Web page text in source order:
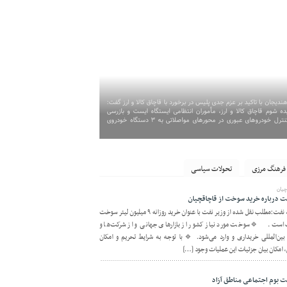
با تاکید بر عزم جدی پلیس در برخورد با قاچاق کالا و ارز گفت:
شوم قاچاق کالا و ارز، مأموران انتظامی ایستگاه ایست و بازرسی
امامزاده عبدالله شهرستان هندیجان حین کنترل خودرو‌های عبوری در محور‌های مواصلاتی به ۳ دستگاه خودروی
فرهنگ مرزی تحولات سیاسی
درباره خرید سوخت از قاچاقچیان
روابط عمومی وزارت نفت:مطلب نقل شده از وزیر نفت با عنوان خرید روزانه ۹ میلیون لیتر سوخت
است. 🔹سوخت مورد نیاز کشور از بازارهای جهانی و از شرکت‌ها و
بین‌المللی خریداری و وارد می‌شود. 🔹با توجه به شرایط تحریم و امکان
امکان بیان جزئیات این عملیات وجود […]
اجتماعی مناطق آزاد